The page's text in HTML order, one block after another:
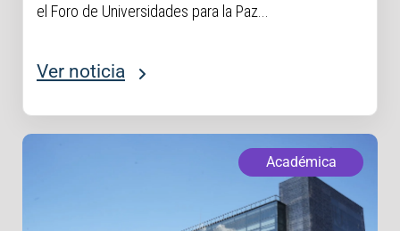
el Foro de Universidades para la Paz...
Ver noticia
Académica